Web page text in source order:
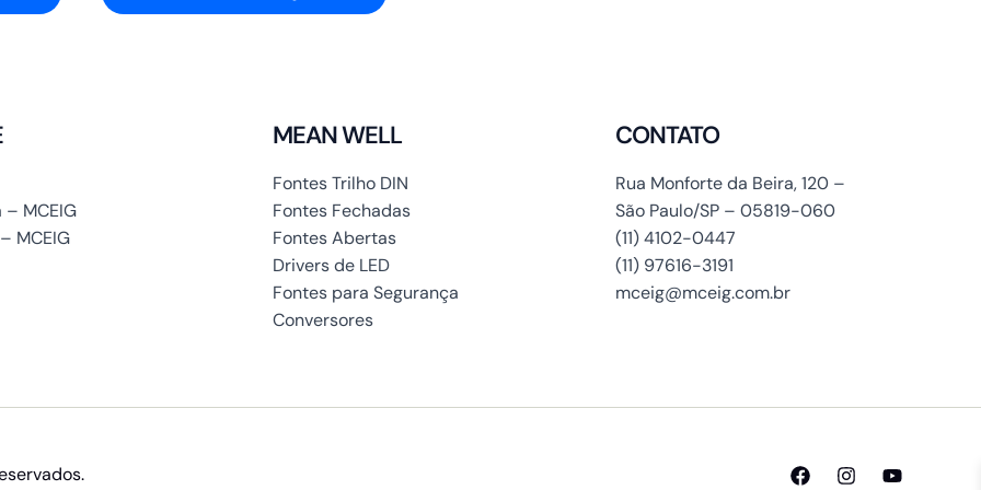
MCEIG
MCEIG
MEAN WELL
Fontes Trilho DIN
Fontes Fechadas
Fontes Abertas
Drivers de LED
Fontes para Segurança
Conversores
CONTATO
Rua Monforte da Beira, 120 –
São Paulo/SP – 05819-060
(11) 4102-0447
(11) 97616-3191
mceig@mceig.com.br